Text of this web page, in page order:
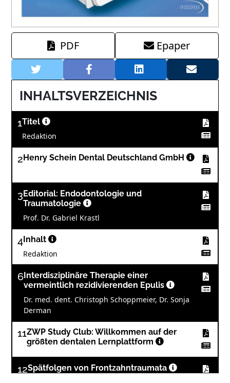
PDF Epaper
INHALTSVERZEICHNIS
1Titel
Redaktion
2 Henry Schein Dental Deutschland GmbH
3 Editorial: Endodontologie und
Traumatologie
Prof. Dr. Gabriel Krastl
4 Inhalt
Redaktion
6 Interdisziplinäre Therapie einer
vermeintlich rezidivierenden Epulis
Dr. med. dent. Christoph Schoppmeier, Dr. Sonja
Derman
11ZWP Study Club: Willkommen auf der
größten dentalen Lernplattform
12Spätfolgen von Frontzahntraumata